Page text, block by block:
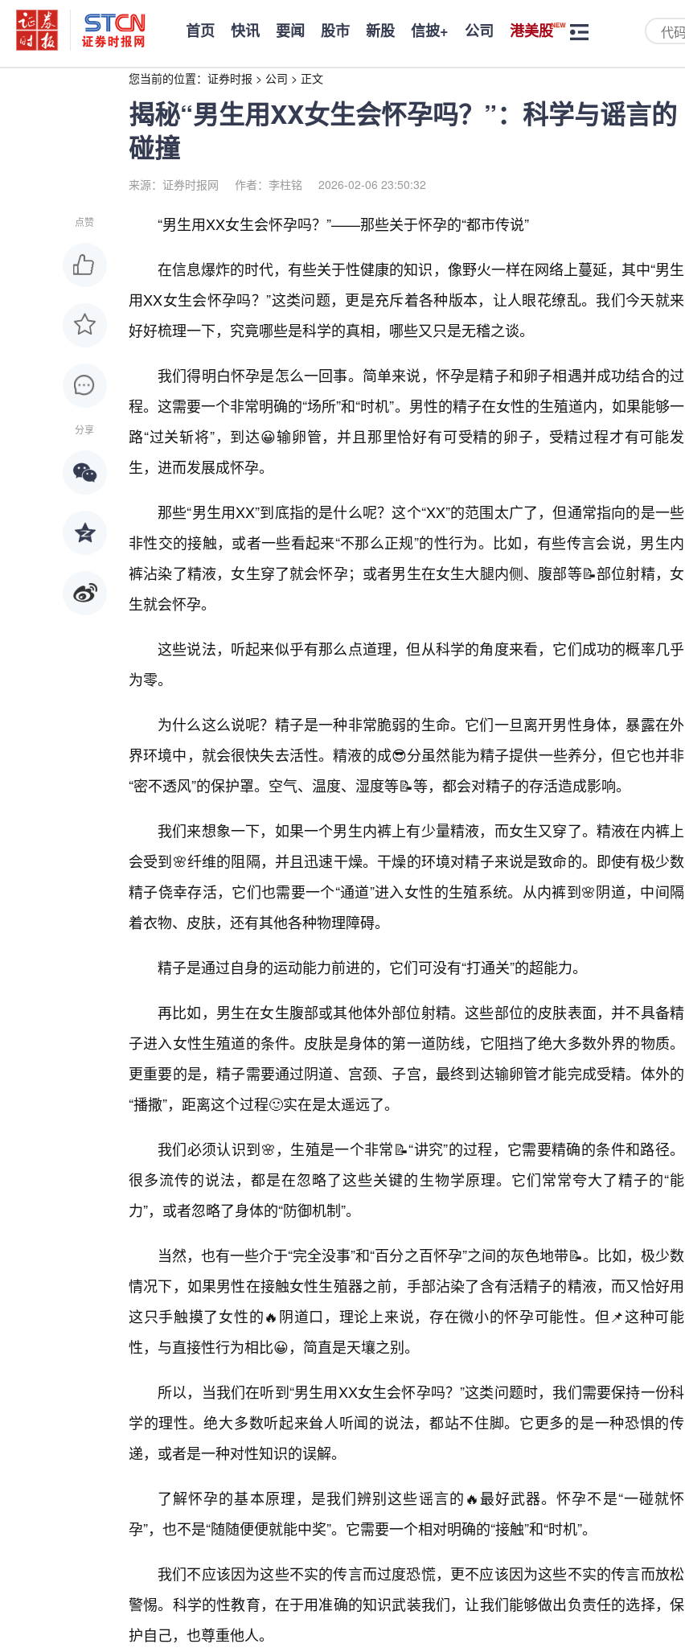
首页 快讯 要闻 股市 新股 信披+ 公司 港美股
您当前的位置： 证券时报 > 公司 > 正文
揭秘“男生用XX女生会怀孕吗？”：科学与谣言的
碰撞
来源：证券时报网 作者：李柱铭 2026-02-06 23:50:32
点赞
分享
“男生用XX女生会怀孕吗？”——那些关于怀孕的“都市传说”
在信息爆炸的时代，有些关于性健康的知识，像野火一样在网络上蔓延，其中“男生
用XX女生会怀孕吗？”这类问题，更是充斥着各种版本，让人眼花缭乱。我们今天就来
好好梳理一下，究竟哪些是科学的真相，哪些又只是无稽之谈。
我们得明白怀孕是怎么一回事。简单来说，怀孕是精子和卵子相遇并成功结合的过
程。这需要一个非常明确的“场所”和“时机”。男性的精子在女性的生殖道内，如果能够一
路“过关斩将”，到达😀输卵管，并且那里恰好有可受精的卵子，受精过程才有可能发
生，进而发展成怀孕。
那些“男生用XX”到底指的是什么呢？这个“XX”的范围太广了，但通常指向的是一些
非性交的接触，或者一些看起来“不那么正规”的性行为。比如，有些传言会说，男生内
裤沾染了精液，女生穿了就会怀孕；或者男生在女生大腿内侧、腹部等📝部位射精，女
生就会怀孕。
这些说法，听起来似乎有那么点道理，但从科学的角度来看，它们成功的概率几乎
为零。
为什么这么说呢？精子是一种非常脆弱的生命。它们一旦离开男性身体，暴露在外
界环境中，就会很快失去活性。精液的成😎分虽然能为精子提供一些养分，但它也并非
“密不透风”的保护罩。空气、温度、湿度等📝等，都会对精子的存活造成影响。
我们来想象一下，如果一个男生内裤上有少量精液，而女生又穿了。精液在内裤上
会受到🌸纤维的阻隔，并且迅速干燥。干燥的环境对精子来说是致命的。即使有极少数
精子侥幸存活，它们也需要一个“通道”进入女性的生殖系统。从内裤到🌸阴道，中间隔
着衣物、皮肤，还有其他各种物理障碍。
精子是通过自身的运动能力前进的，它们可没有“打通关”的超能力。
再比如，男生在女生腹部或其他体外部位射精。这些部位的皮肤表面，并不具备精
子进入女性生殖道的条件。皮肤是身体的第一道防线，它阻挡了绝大多数外界的物质。
更重要的是，精子需要通过阴道、宫颈、子宫，最终到达输卵管才能完成受精。体外的
“播撒”，距离这个过程🙂实在是太遥远了。
我们必须认识到🌸，生殖是一个非常📝“讲究”的过程，它需要精确的条件和路径。
很多流传的说法，都是在忽略了这些关键的生物学原理。它们常常夸大了精子的“能
力”，或者忽略了身体的“防御机制”。
当然，也有一些介于“完全没事”和“百分之百怀孕”之间的灰色地带📝。比如，极少数
情况下，如果男性在接触女性生殖器之前，手部沾染了含有活精子的精液，而又恰好用
这只手触摸了女性的🔥阴道口，理论上来说，存在微小的怀孕可能性。但📌这种可能
性，与直接性行为相比😀，简直是天壤之别。
所以，当我们在听到“男生用XX女生会怀孕吗？”这类问题时，我们需要保持一份科
学的理性。绝大多数听起来耸人听闻的说法，都站不住脚。它更多的是一种恐惧的传
递，或者是一种对性知识的误解。
了解怀孕的基本原理，是我们辨别这些谣言的🔥最好武器。怀孕不是“一碰就怀
孕”，也不是“随随便便就能中奖”。它需要一个相对明确的“接触”和“时机”。
我们不应该因为这些不实的传言而过度恐慌，更不应该因为这些不实的传言而放松
警惕。科学的性教育，在于用准确的知识武装我们，让我们能够做出负责任的选择，保
护自己，也尊重他人。